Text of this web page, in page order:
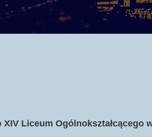
Liceum Ogólnokształcącego